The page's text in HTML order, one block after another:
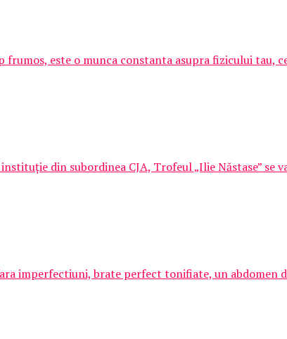
este o munca constanta asupra fizicului tau,
din subordinea CJA, Trofeul „Ilie Năstase” se
imperfectiuni, brate perfect tonifiate, un abdomen